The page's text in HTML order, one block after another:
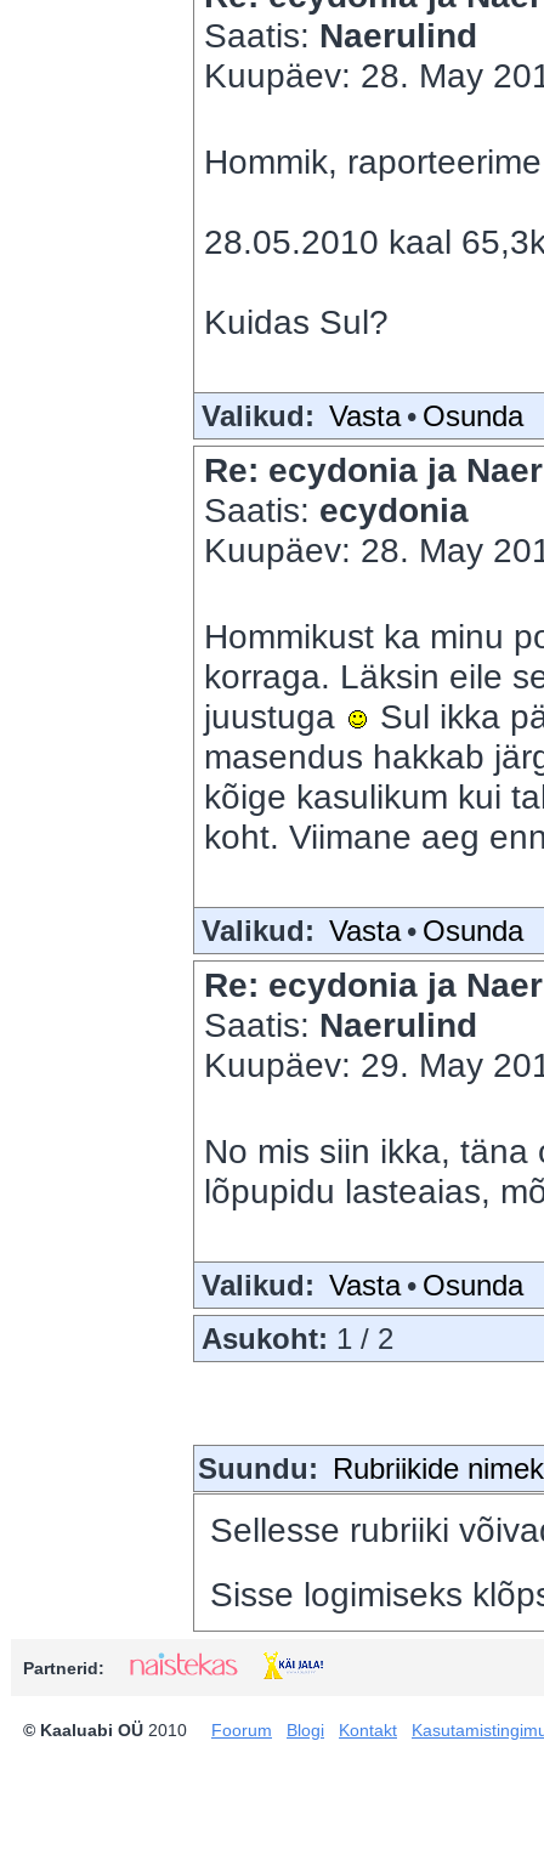
Saatis: Naerulind
Kuupäev: 28. May
Hommik,
28.05.2010 kaal
Kuidas Sul?
Valikud: Vasta • Osunda
Re: ecydonia ja
Saatis: ecydonia
Kuupäev: 28. May
Hommikust ka minu
korraga. Läksin eile
juustuga
Sul ikka
masendus hakkab
kõige kasulikum kui
koht. Viimane aeg
Valikud: Vasta • Osunda
Re: ecydonia ja
Saatis: Naerulind
Kuupäev: 29. May
No mis siin ikka,
lõpupidu lasteaias,
Valikud: Vasta • Osunda
Asukoht: 1 / 2
Suundu: Rubriikide
Sellesse rubriiki
Sisse logimiseks